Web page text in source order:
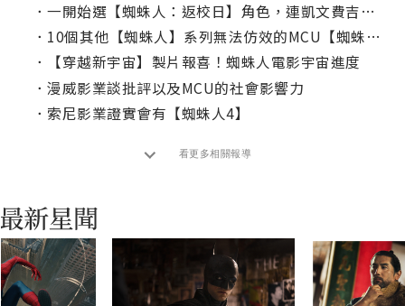
． 一開始選【蜘蛛人：返校日】角色，連凱文費吉都不知道千黛亞是誰？
． 10個其他【蜘蛛人】系列無法仿效的MCU【蜘蛛人】場景
．
【穿越新宇宙】製片報喜！蜘蛛人電影宇宙進度
． 漫威影業談批評以及MCU的社會影響力
． 索尼影業證實會有【蜘蛛人4】
看更多相關報導